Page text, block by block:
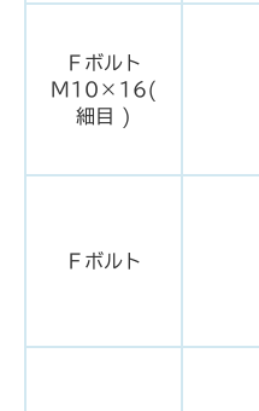
Ｆボルト
M10×16(
細目 )
Ｆボルト